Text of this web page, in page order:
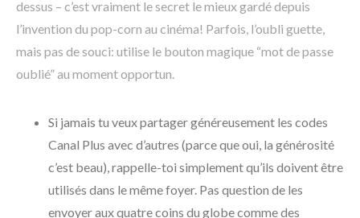
dessus – c’est vraiment le secret le mieux gardé depuis
l’invention du pop-corn au cinéma! Parfois, l’oubli guette,
mais pas de souci: utilise le bouton magique “mot de passe
oublié” au moment opportun.
Si jamais tu veux partager généreusement les codes
Canal Plus avec d’autres (parce que oui, la générosité
c’est beau), rappelle-toi simplement qu’ils doivent être
utilisés dans le même foyer. Pas question de les
envoyer aux quatre coins du globe comme des